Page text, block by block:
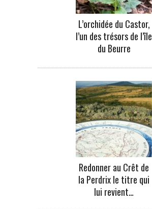
L’orchidée du Castor,
l’un des trésors de l’île
du Beurre
Redonner au Crêt de
la Perdrix le titre qui
lui revient…